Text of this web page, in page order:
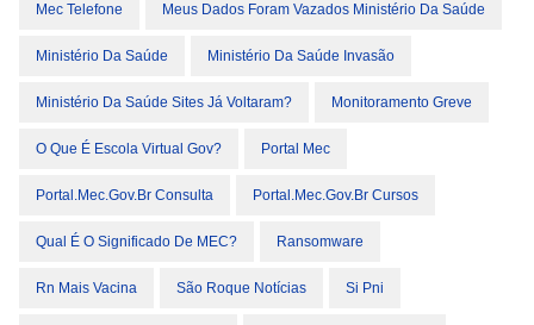
Mec Telefone Meus Dados Foram Vazados Ministério Da Saúde
Ministério Da Saúde Ministério Da Saúde Invasão
Ministério Da Saúde Sites Já Voltaram? Monitoramento Greve
O Que É Escola Virtual Gov? Portal Mec
Portal.mec.gov.br Consulta Portal.mec.gov.br Cursos
Qual É O Significado De MEC? Ransomware
Rn Mais Vacina São Roque Notícias Si Pni